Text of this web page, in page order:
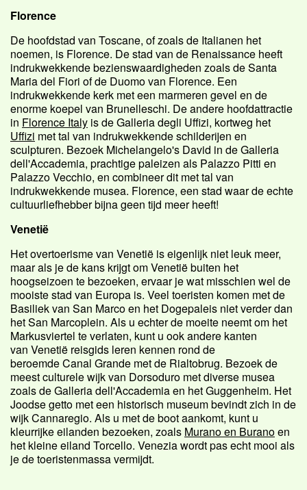
Florence
De hoofdstad van Toscane, of zoals de Italianen het
noemen, is Florence. De stad van de Renaissance heeft
indrukwekkende bezienswaardigheden zoals de Santa
Maria del Fiori of de Duomo van Florence. Een
indrukwekkende kerk met een marmeren gevel en de
enorme koepel van Brunelleschi. De andere hoofdattractie
in Florence Italy is de Galleria degli Uffizi, kortweg het
Uffizi met tal van indrukwekkende schilderijen en
sculpturen. Bezoek Michelangelo's David in de Galleria
dell'Accademia, prachtige paleizen als Palazzo Pitti en
Palazzo Vecchio, en combineer dit met tal van
indrukwekkende musea. Florence, een stad waar de echte
cultuurliefhebber bijna geen tijd meer heeft!
Venetië
Het overtoerisme van Venetië is eigenlijk niet leuk meer,
maar als je de kans krijgt om Venetië buiten het
hoogseizoen te bezoeken, ervaar je wat misschien wel de
mooiste stad van Europa is. Veel toeristen komen met de
Basiliek van San Marco en het Dogepaleis niet verder dan
het San Marcoplein. Als u echter de moeite neemt om het
Markusviertel te verlaten, kunt u ook andere kanten
van Venetië reisgids leren kennen rond de
beroemde Canal Grande met de Rialtobrug. Bezoek de
meest culturele wijk van Dorsoduro met diverse musea
zoals de Galleria dell'Accademia en het Guggenheim. Het
Joodse getto met een historisch museum bevindt zich in de
wijk Cannaregio. Als u met de boot aankomt, kunt u
kleurrijke eilanden bezoeken, zoals Murano en Buranoen
het kleine eiland Torcello. Venezia wordt pas echt mooi als
je de toeristenmassa vermijdt.